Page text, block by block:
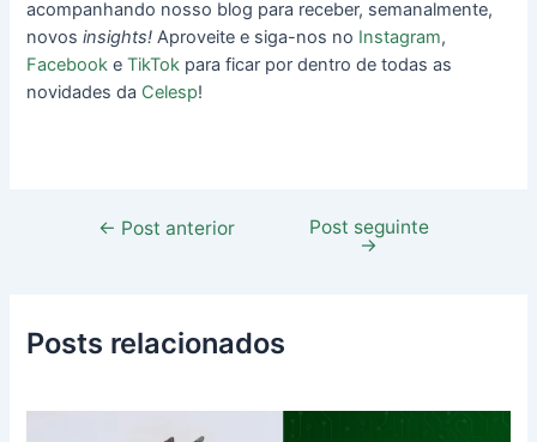
acompanhando nosso blog para receber, semanalmente,
novosinsights! Aproveite e siga-nos no Instagram,
Facebook eTikTok para ficar por dentro de todas as
novidades da Celesp!
← Post anterior Post seguinte
→
Posts relacionados